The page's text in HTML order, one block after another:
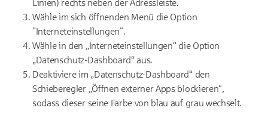
Linien) rechts neben der Adressleiste.
Wähle im sich öffnenden Menü die Option
"Interneteinstellungen".
Wähle in den „Interneteinstellungen“ die Option
„Datenschutz-Dashboard“ aus.
Deaktiviere im „Datenschutz-Dashboard“ den
Schieberegler „Öffnen externer Apps blockieren“,
sodass dieser seine Farbe von blau auf grau wechselt.